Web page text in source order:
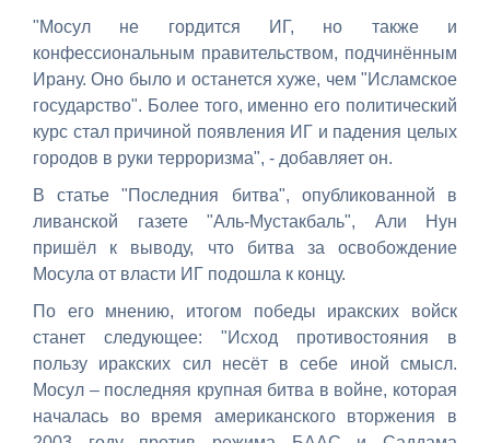
"Мосул не гордится ИГ, но также и
конфессиональным правительством, подчинённым
Ирану. Оно было и останется хуже, чем "Исламское
государство". Более того, именно его политический
курс стал причиной появления ИГ и падения целых
городов в руки терроризма", - добавляет он.
В статье "Последния битва", опубликованной в
ливанской газете "Аль-Мустакбаль", Али Нун
пришёл к выводу, что битва за освобождение
Мосула от власти ИГ подошла к концу.
По его мнению, итогом победы иракских войск
станет следующее: "Исход противостояния в
пользу иракских сил несёт в себе иной смысл.
Мосул – последняя крупная битва в войне, которая
началась во время американского вторжения в